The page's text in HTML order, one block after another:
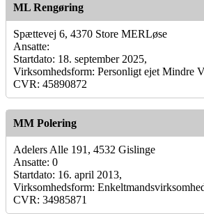
ML Rengøring
Spættevej 6, 4370 Store MERLøse
Ansatte:
Startdato: 18. september 2025,
Virksomhedsform: Personligt ejet Mindre
CVR: 45890872
MM Polering
Adelers Alle 191, 4532 Gislinge
Ansatte: 0
Startdato: 16. april 2013,
Virksomhedsform:
CVR: 34985871